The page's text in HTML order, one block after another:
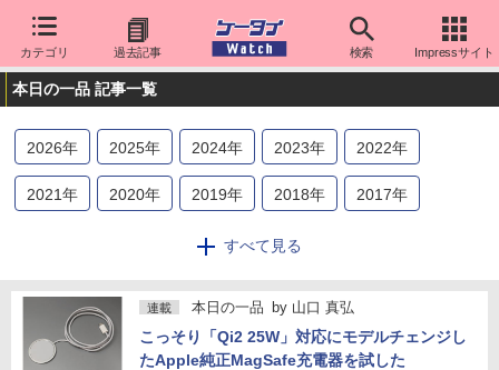
カテゴリ 過去記事 検索 Impressサイト
本日の一品 記事一覧
2026年 2025年 2024年 2023年 2022年
2021年 2020年 2019年 2018年 2017年
2014年 2013
すべて見る
連載 本日の一品 by 山口 真弘
こっそり「Qi2 25W」対応にモデルチェンジし
たApple純正MagSafe充電器を試した